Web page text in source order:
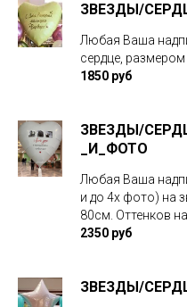
ЗВЕЗДЫ/
Любая Ваша
сердце,
1850 руб
ЗВЕЗДЫ/
_И_ФОТО
Любая Ваша
и до 4х фото) на
80см. Оттенков
2350 руб
ЗВЕЗДЫ/